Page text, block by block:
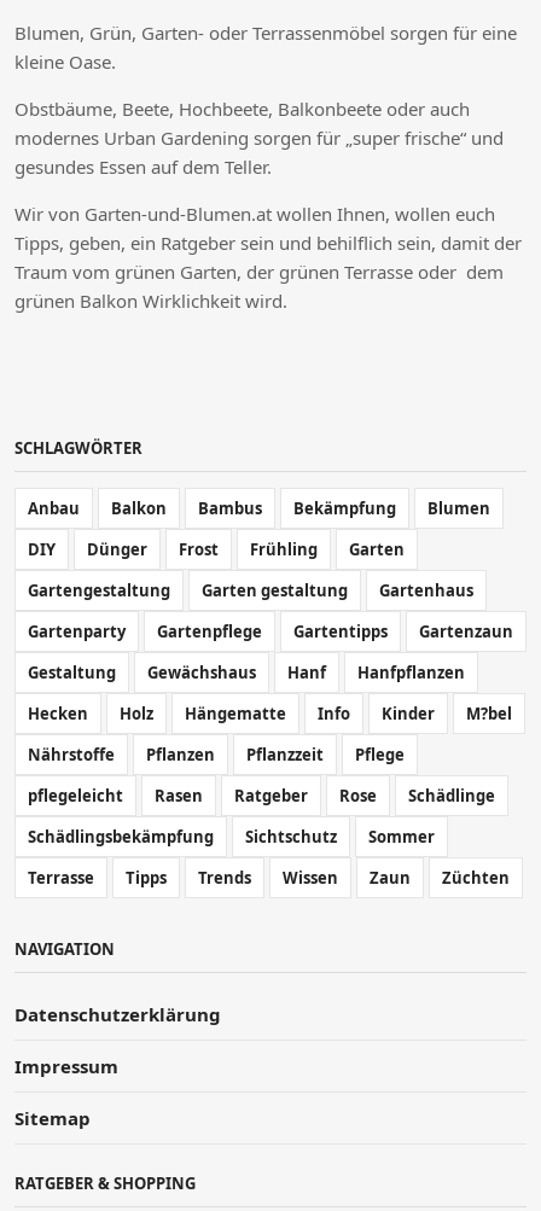
Blumen, Grün, Garten- oder Terrassenmöbel sorgen für eine
kleine Oase.
Obstbäume, Beete, Hochbeete, Balkonbeete oder auch
modernes Urban Gardening sorgen für „super frische“ und
gesundes Essen auf dem Teller.
Wir von Garten-und-Blumen.at wollen Ihnen, wollen euch
Tipps, geben, ein Ratgeber sein und behilflich sein, damit der
Traum vom grünen Garten, der grünen Terrasse oder dem
grünen Balkon Wirklichkeit wird.
SCHLAGWÖRTER
Anbau Balkon Bambus Bekämpfung
Blumen
DIY
Dünger Frost Frühling
Garten
Gartengestaltung
Garten gestaltung
Gartenhaus
Gartenparty
Gartenpflege Gartentipps
Gartenzaun
Gestaltung
Gewächshaus Hanf
Hanfpflanzen
Hecken
Holz Hängematte Info Kinder
M?bel
Nährstoffe
Pflanzen Pflanzzeit
Pflege
pflegeleicht
Rasen Ratgeber Rose
Schädlinge
Schädlingsbekämpfung
Sichtschutz
Sommer
Terrasse
Tipps Trends Wissen Zaun Züchten
NAVIGATION
Datenschutzerklärung
Impressum
Sitemap
RATGEBER & SHOPPING